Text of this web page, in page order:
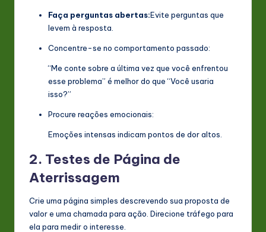
Faça perguntas abertas:Evite perguntas que
levem à resposta.
Concentre-se no comportamento passado:
“Me conte sobre a última vez que você enfrentou
esse problema” é melhor do que “Você usaria
isso?”
Procure reações emocionais:
Emoções intensas indicam pontos de dor altos.
2. Testes de Página de
Aterrissagem
Crie uma página simples descrevendo sua proposta de
valor e uma chamada para ação. Direcione tráfego para
ela para medir o interesse.